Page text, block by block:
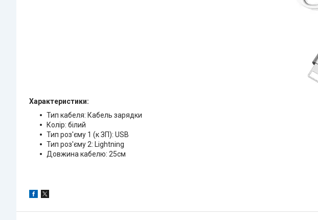
Характеристики:
Тип кабеля: Кабель зарядки
Колір: білий
Тип роз'єму 1 (к ЗП): USB
Тип роз'єму 2: Lightning
Довжина кабелю: 25см